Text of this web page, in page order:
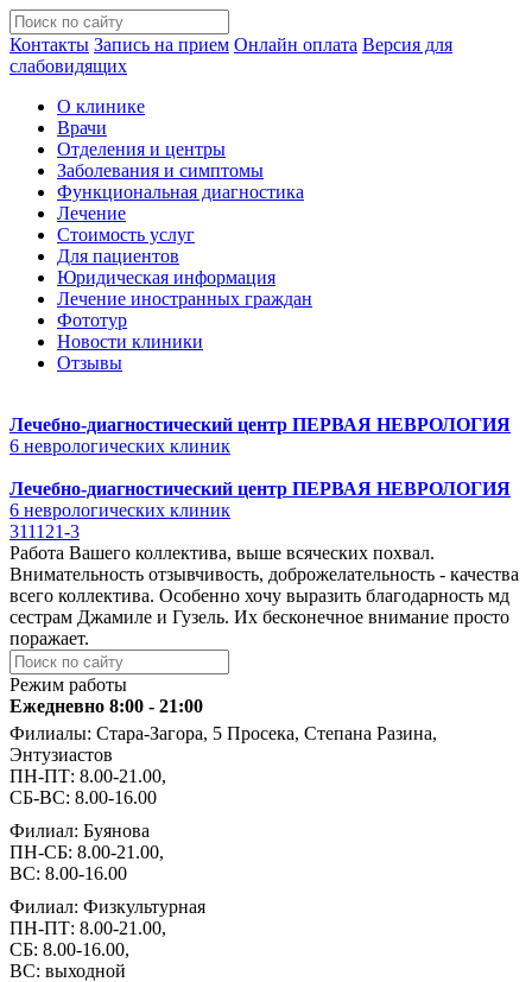
Контакты Запись на прием Онлайн оплата Версия для
слабовидящих
О клинике
Врачи
Отделения и центры
Заболевания и симптомы
Функциональная диагностика
Лечение
Стоимость услуг
Для пациентов
Юридическая информация
Лечение иностранных граждан
Фототур
Новости клиники
Отзывы
Лечебно-диагностический центр ПЕРВАЯ НЕВРОЛОГИЯ
6 неврологических клиник
Лечебно-диагностический центр ПЕРВАЯ НЕВРОЛОГИЯ
6 неврологических клиник
311121-3
Работа Вашего коллектива, выше всяческих похвал.
Внимательность отзывчивость, доброжелательность - качества
всего коллектива. Особенно хочу выразить благодарность мд
сестрам Джамиле и Гузель. Их бесконечное внимание просто
поражает.
Режим работы
Ежедневно 8:00 - 21:00
Филиалы: Стара-Загора, 5 Просека, Степана Разина,
Энтузиастов
ПН-ПТ: 8.00-21.00,
СБ-ВС: 8.00-16.00
Филиал: Буянова
ПН-СБ: 8.00-21.00,
ВС: 8.00-16.00
Филиал: Физкультурная
ПН-ПТ: 8.00-21.00,
СБ: 8.00-16.00,
ВС: выходной